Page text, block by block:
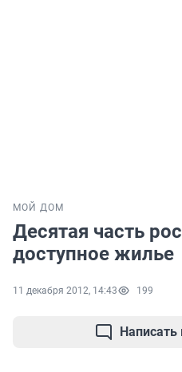
МОЙ ДОМ
Десятая часть
доступное жилье
11 декабря 2012, 14:43 199